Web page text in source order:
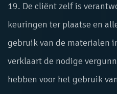
19. De cliënt zelf is
keuringen ter plaatse en
gebruik van de materialen
verklaart de nodige
hebben voor het gebruik